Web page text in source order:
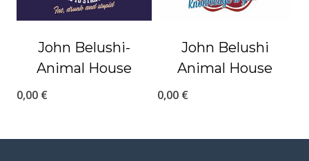
John Belushi-
Animal House
0,00 €
John Belushi
Animal House
0,00 €